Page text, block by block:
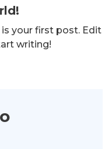
your first post. Edit
writing!